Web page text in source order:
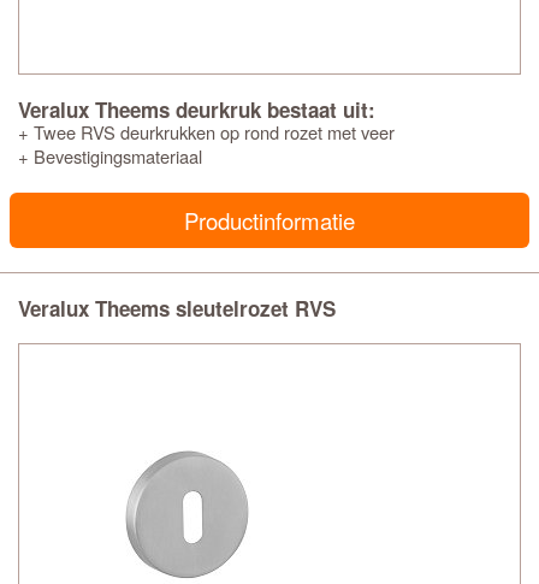
Veralux Theems deurkruk bestaat uit:
+ Twee RVS deurkrukken op rond rozet met veer
+ Bevestigingsmateriaal
Productinformatie
Veralux Theems sleutelrozet RVS